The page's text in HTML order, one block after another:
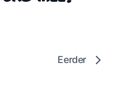
Eerder